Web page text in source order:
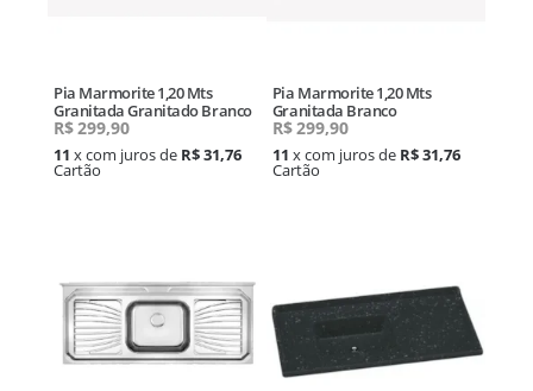
Pia Marmorite 1,20 Mts
Granitada Granitado Branco
R$299,90
11 x com juros de R$ 31,76
Cartão
Pia Marmorite 1,20 Mts
Granitada Branco
R$299,90
11 x com juros de R$ 31,76
Cartão